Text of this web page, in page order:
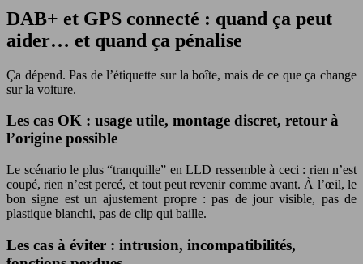
DAB+ et GPS connecté : quand ça peut
aider… et quand ça pénalise
Ça dépend. Pas de l’étiquette sur la boîte, mais de ce que ça change
sur la voiture.
Les cas OK : usage utile, montage discret, retour à
l’origine possible
Le scénario le plus “tranquille” en LLD ressemble à ceci : rien n’est
coupé, rien n’est percé, et tout peut revenir comme avant. À l’œil, le
bon signe est un ajustement propre : pas de jour visible, pas de
plastique blanchi, pas de clip qui baille.
Les cas à éviter : intrusion, incompatibilités,